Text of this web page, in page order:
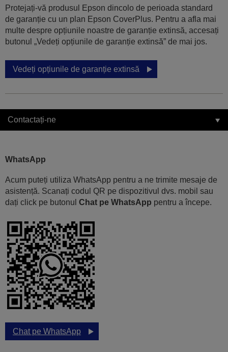
Protejați-vă produsul Epson dincolo de perioada standard
de garanție cu un plan Epson CoverPlus. Pentru a afla mai
multe despre opțiunile noastre de garanție extinsă, accesați
butonul „Vedeți opțiunile de garanție extinsă” de mai jos.
Vedeți opțiunile de garanție extinsă
Contactați-ne
WhatsApp
Acum puteți utiliza WhatsApp pentru a ne trimite mesaje de
asistență. Scanați codul QR pe dispozitivul dvs. mobil sau
dați click pe butonul Chat pe WhatsApp pentru a începe.
Chat pe WhatsApp